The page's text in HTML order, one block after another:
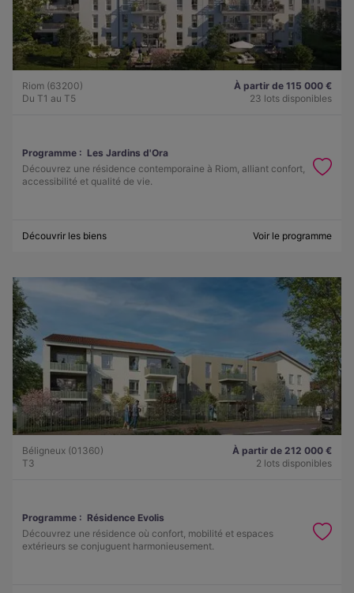
Riom (63200)
Du T1 au T5
À partir de 115 000 €
23 lots disponibles
Programme : Les Jardins d'Ora
Découvrez une résidence contemporaine à Riom, alliant confort,
accessibilité et qualité de vie.
Découvrir les biens Voir le programme
Béligneux (01360)
T3
À partir de 212 000 €
2 lots disponibles
Programme : Résidence Evolis
Découvrez une résidence où confort, mobilité et espaces
extérieurs se conjuguent harmonieusement.